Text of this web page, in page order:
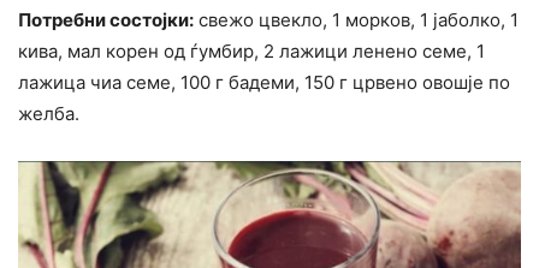
Потребни состојки: свежо цвекло, 1 морков, 1 јаболко, 1
кива, мал корен од ѓумбир, 2 лажици ленено семе, 1
лажица чиа семе, 100 г бадеми, 150 г црвено овошје по
желба.